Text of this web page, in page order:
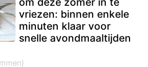
vriezen: binnen enkele
minuten klaar voor
snelle avondmaaltijden